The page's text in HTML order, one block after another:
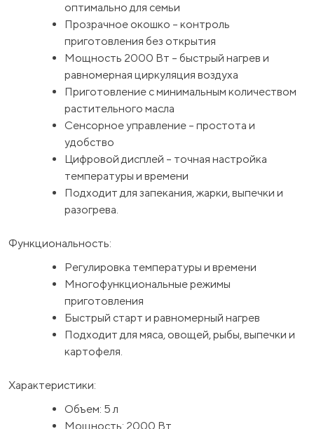
оптимально для семьи
Прозрачное окошко – контроль
приготовления без открытия
Мощность 2000 Вт – быстрый нагрев и
равномерная циркуляция воздуха
Приготовление с минимальным количеством
растительного масла
Сенсорное управление – простота и
удобство
Цифровой дисплей – точная настройка
температуры и времени
Подходит для запекания, жарки, выпечки и
разогрева.
Функциональность:
Регулировка температуры и времени
Многофункциональные режимы
приготовления
Быстрый старт и равномерный нагрев
Подходит для мяса, овощей, рыбы, выпечки и
картофеля.
Характеристики:
Объем: 5 л
Мощность: 2000 Вт